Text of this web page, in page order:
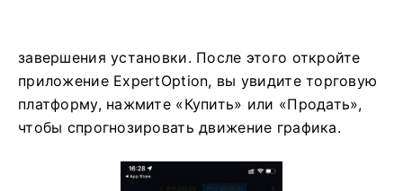
завершения установки. После этого откройте
приложение ExpertOption, вы увидите торговую
платформу, нажмите «Купить» или «Продать»,
чтобы спрогнозировать движение графика.